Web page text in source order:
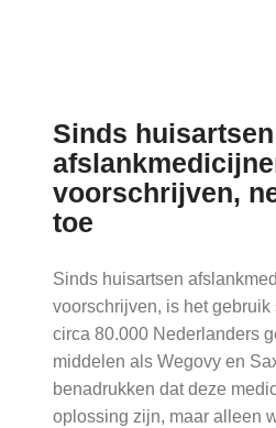
Sinds huisartsen
voorschrijven,
toe
Sinds huisartsen
voorschrijven, is het gebruik
circa 80.000 Nederlanders
middelen als Wegovy en
benadrukken dat deze
oplossing zijn, maar alleen